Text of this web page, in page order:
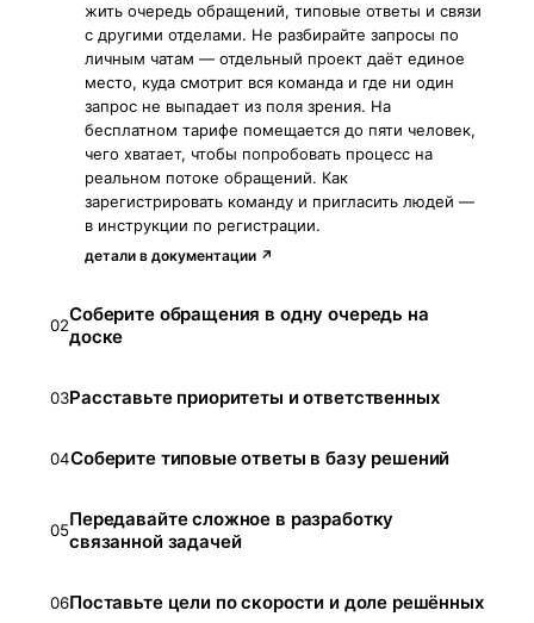
жить очередь обращений, типовые ответы и связи
с другими отделами. Не разбирайте запросы по
личным чатам — отдельный проект даёт единое
место, куда смотрит вся команда и где ни один
запрос не выпадает из поля зрения. На
бесплатном тарифе помещается до пяти человек,
чего хватает, чтобы попробовать процесс на
реальном потоке обращений. Как
зарегистрировать команду и пригласить людей —
в инструкции по регистрации.
детали в документации ↗
02Соберите обращения в одну очередь на
доске
03Расставьте приоритеты и ответственных
04Соберите типовые ответы в базу решений
05Передавайте сложное в разработку
связанной задачей
06Поставьте цели по скорости и доле решённых